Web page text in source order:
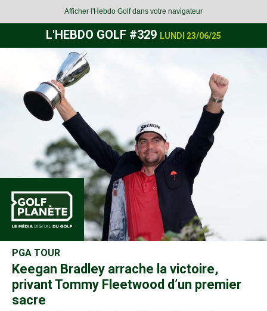
Afficher l'Hebdo Golf dans votre navigateur
L'HEBDO GOLF #329 LUNDI 23/06/25
PGA TOUR
Keegan Bradley arrache la victoire,
privant Tommy Fleetwood d’un premier
sacre